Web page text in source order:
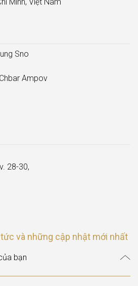
Sno
Ampov
28-30,
và những cập nhật mới nhất